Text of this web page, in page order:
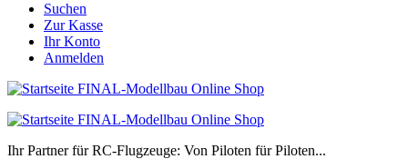
Suchen
Zur Kasse
Ihr Konto
Anmelden
Ihr Partner für RC-Flugzeuge: Von Piloten für Piloten...